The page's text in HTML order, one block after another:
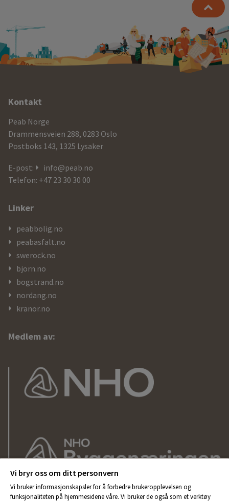
Ytterligere
informasjon
og
kontaktdetaljer
Kontakt
Peab Norge
Drammensveien 288, 0283 Oslo
Postboks 143, 1325 Lysaker
E-post:
info@peab.no
Telefon: +47 23 30 30 00
Linker
peabbolig.no
peabasfalt.no
swerock.no
bjorn.no
bogstrand.no
nordang.no
kranor.no
Medlem av:
Vi bryr oss om ditt personvern
Vi bruker informasjonskapsler for å forbedre brukeropplevelsen og
funksjonaliteten på hjemmesidene våre. Vi bruker de også som et verktøy